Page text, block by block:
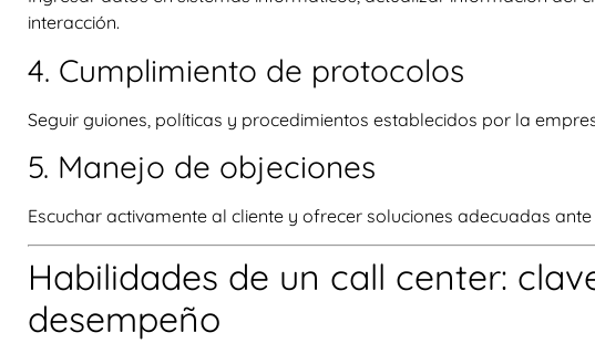
interacción.
4. Cumplimiento de protocolos
Seguir guiones, políticas y procedimientos establecidos por la
5. Manejo de objeciones
Escuchar activamente al cliente y ofrecer soluciones adecuadas
Habilidades de un call center:
desempeño